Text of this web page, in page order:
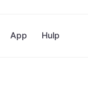
App Hulp